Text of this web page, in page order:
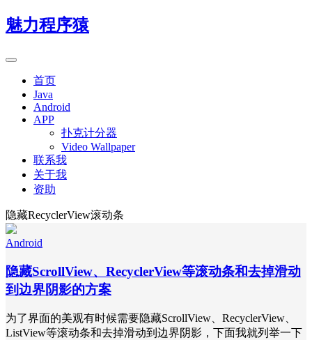
魅力程序猿
首页
Java
Android
APP
扑克计分器
Video Wallpaper
联系我
关于我
资助
隐藏RecyclerView滚动条
Android
隐藏ScrollView、RecyclerView等滚动条和去掉滑动
到边界阴影的方案
为了界面的美观有时候需要隐藏ScrollView、RecyclerView、
ListView等滚动条和去掉滑动到边界阴影，下面我就列举一下